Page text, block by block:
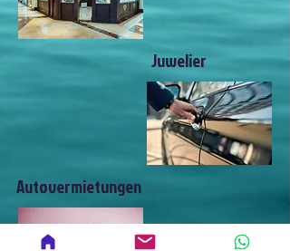
Juwelier
Autovermietungen